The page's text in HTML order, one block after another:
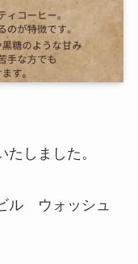
しました。
ル ウォッシュ